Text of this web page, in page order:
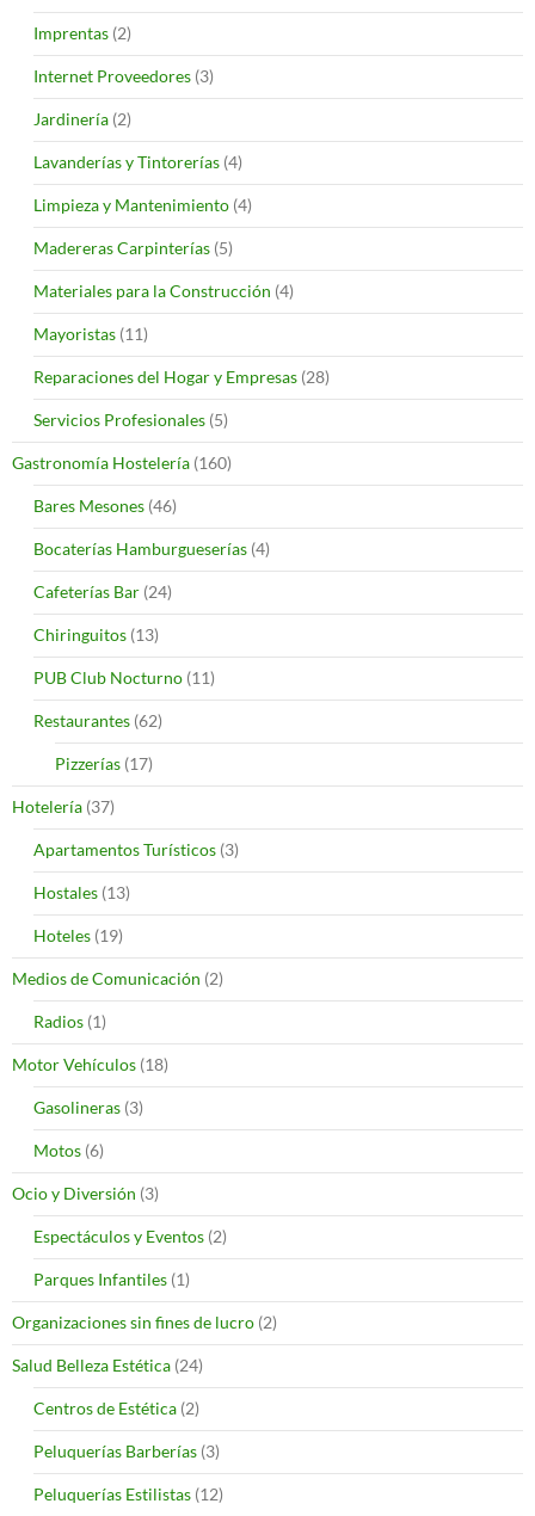
Imprentas (2)
Internet Proveedores (3)
Jardinería (2)
Lavanderías y Tintorerías (4)
Limpieza y Mantenimiento (4)
Madereras Carpinterías (5)
Materiales para la Construcción (4)
Mayoristas (11)
Reparaciones del Hogar y Empresas (28)
Servicios Profesionales (5)
Gastronomía Hostelería (160)
Bares Mesones (46)
Bocaterías Hamburgueserías (4)
Cafeterías Bar (24)
Chiringuitos (13)
PUB Club Nocturno (11)
Restaurantes (62)
Pizzerías (17)
Hotelería (37)
Apartamentos Turísticos (3)
Hostales (13)
Hoteles (19)
Medios de Comunicación (2)
Radios (1)
Motor Vehículos (18)
Gasolineras (3)
Motos (6)
Ocio y Diversión (3)
Espectáculos y Eventos (2)
Parques Infantiles (1)
Organizaciones sin fines de lucro (2)
Salud Belleza Estética (24)
Centros de Estética (2)
Peluquerías Barberías (3)
Peluquerías Estilistas (12)